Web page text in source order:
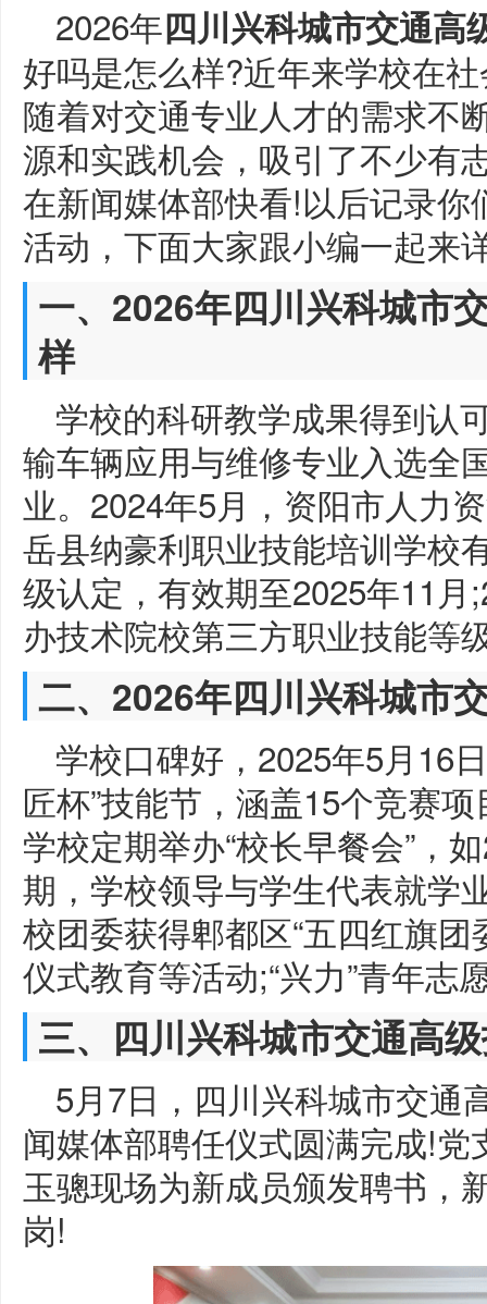
2026年四川兴科城市交通高
好吗是怎么样?近年来学校在
随着对交通专业人才的需求不
源和实践机会，吸引了不少有
在新闻媒体部快看!以后记录
活动，下面大家跟小编一起来
一、2026年四川兴科城市
样
学校的科研教学成果得到认
输车辆应用与维修专业入选全
业。2024年5月，资阳市人力
岳县纳豪利职业技能培训学校
级认定，有效期至2025年11
办技术院校第三方职业技能等
二、2026年四川兴科城市
学校口碑好，2025年5月16
匠杯”技能节，涵盖15个竞赛
学校定期举办“校长早餐会”，
期，学校领导与学生代表就学
校团委获得郫都区“五四红旗
仪式教育等活动;“兴力”青年志
三、四川兴科城市交通高
5月7日，四川兴科城市交通
闻媒体部聘任仪式圆满完成!
玉骢现场为新成员颁发聘书，
岗!